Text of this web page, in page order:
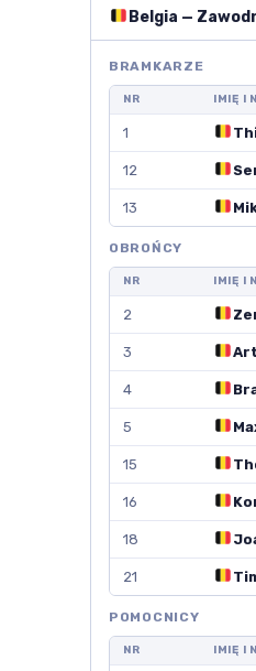
Belgia —
BRAMKARZE
NR IMIĘ I
1
12
13
OBROŃCY
NR IMIĘ I
2
3
4
5
15
16
18
21
POMOCNICY
NR IMIĘ I